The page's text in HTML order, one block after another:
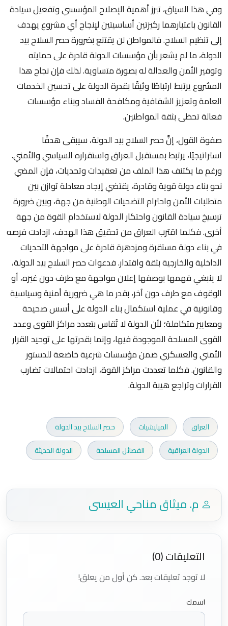
وفي هذا السياق، تبرز أهمية الإصلاح المؤسسي وتفعيل سيادة
القانون باعتبارهما ركيزتين أساسيتين لإنجاح أي مشروع يهدف
إلى تنظيم السلاح. فالمواطن لن يقتنع بضرورة حصر السلاح بيد
الدولة، ما لم يشعر بأن مؤسسات الدولة قادرة على حمايته
وتوفير الأمن والعدالة له بصورة متساوية. لذلك فإن نجاح هذا
المشروع يرتبط ارتباطًا وثيقًا بقدرة الدولة على تحسين الخدمات
العامة وتعزيز الشفافية ومكافحة الفساد وبناء مؤسسات
فعالة تحظى بثقة المواطنين.
صفوة القول، إنَّ حصر السلاح بيد الدولة، سيبقى هدفًا
استراتيجيًا، يرتبط بمستقبل العراق واستقراره السياسي والأمني.
ورغم ما يكتنف هذا الملف من تعقيدات وتحديات، فإن المضي
نحو بناء دولة قوية وقادرة، يقتضي إيجاد معادلة توازن بين
متطلبات الأمن واحترام التضحيات الوطنية من جهة، وبين ضرورة
ترسيخ سيادة القانون واحتكار الدولة لاستخدام القوة من جهة
أخرى. فكلما اقترب العراق من تحقيق هذا الهدف، ازدادت فرصه
في بناء دولة مستقرة ومزدهرة قادرة على مواجهة التحديات
الداخلية والخارجية بثقة واقتدار. فدعوات حصر السلاح بيد الدولة،
لا ينبغي فهمها بوصفها إعلان مواجهة مع طرف دون غيره، أو
الوقوف مع طرف دون آخر، بقدر ما هي ضرورية أمنية وسياسية
وقانونية في عملية استكمال بناء الدولة على أسس صحيحة
ومعايير متكاملة؛ لأن الدولة لا تُقاس بتعدد مراكز القوى وعدد
القوى المسلحة الموجودة فيها، وإنما بقدرتها على توحيد القرار
الأمني والعسكري ضمن مؤسسات شرعية خاضعة للدستور
والقانون. فكلما تعددت مراكز القوة، ازدادت احتمالات تضارب
القرارات وتراجع هيبة الدولة.
العراق الميليشيات
حصر السلاح بيد الدولة
الدولة العراقية
الفصائل المسلحة الدولة الحديثة
م. ميثاق مناحي العيسى
التعليقات (0)
لا توجد تعليقات بعد. كن أول من يعلق!
اسمك